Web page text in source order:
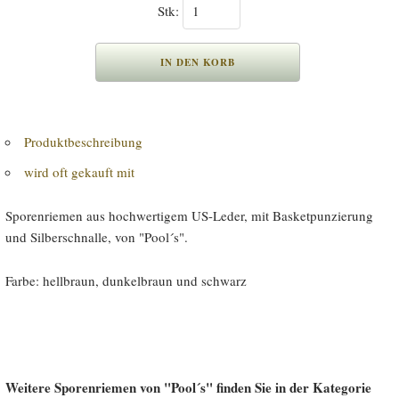
Stk:
Produktbeschreibung
wird oft gekauft mit
Sporenriemen aus hochwertigem US-Leder, mit Basketpunzierung
und Silberschnalle, von "Pool´s".
Farbe: hellbraun, dunkelbraun und schwarz
Weitere Sporenriemen von "Pool´s" finden Sie in der Kategorie